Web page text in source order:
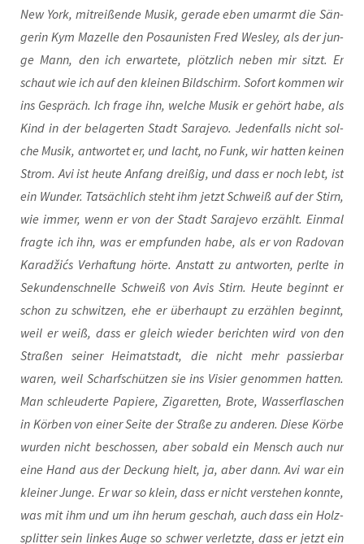
New York, mit­rei­ßen­de Musik, gera­de eben umarmt die Sän­
ge­rin Kym Mazel­le den Posau­nis­ten Fred Wes­ley, als der jun­
ge Mann, den ich erwar­te­te, plötz­lich neben mir sitzt. Er
schaut wie ich auf den klei­nen Bild­schirm. Sofort kom­men wir
ins Gespräch. Ich fra­ge ihn, wel­che Musik er gehört habe, als
Kind in der bela­ger­ten Stadt Sara­je­vo. Jeden­falls nicht sol­
che Musik, ant­wor­tet er, und lacht, no Funk, wir hat­ten kei­nen
Strom. Avi ist heu­te Anfang drei­ßig, und dass er noch lebt, ist
ein Wun­der. Tat­säch­lich steht ihm jetzt Schweiß auf der Stirn,
wie immer, wenn er von der Stadt Sara­je­vo erzählt. Ein­mal
frag­te ich ihn, was er emp­fun­den habe, als er von Rado­van
Kara­džićs Ver­haf­tung hör­te. Anstatt zu ant­wor­ten, perl­te in
Sekun­den­schnel­le Schweiß von Avis Stirn. Heu­te beginnt er
schon zu schwit­zen, ehe er über­haupt zu erzäh­len beginnt,
weil er weiß, dass er gleich wie­der berich­ten wird von den
Stra­ßen sei­ner Hei­mat­stadt, die nicht mehr pas­sier­bar
waren, weil Scharf­schüt­zen sie ins Visier genom­men hat­ten.
Man schleu­der­te Papie­re, Ziga­ret­ten, Bro­te, Was­ser­fla­schen
in Kör­ben von einer Sei­te der Stra­ße zu ande­ren. Die­se Kör­be
wur­den nicht beschos­sen, aber sobald ein Mensch auch nur
eine Hand aus der Deckung hielt, ja, aber dann. Avi war ein
klei­ner Jun­ge. Er war so klein, dass er nicht ver­ste­hen konn­te,
was mit ihm und um ihn her­um geschah, auch dass ein Holz­
split­ter sein lin­kes Auge so schwer ver­letz­te, dass er jetzt ein